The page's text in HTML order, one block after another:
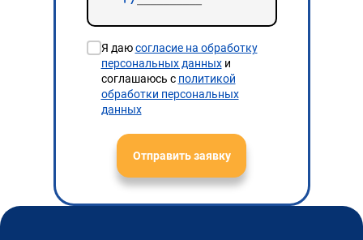
Я даюсогласие на обработку
персональных данныхи
соглашаюсь с политикой
обработки персональных
данных
Отправить заявку